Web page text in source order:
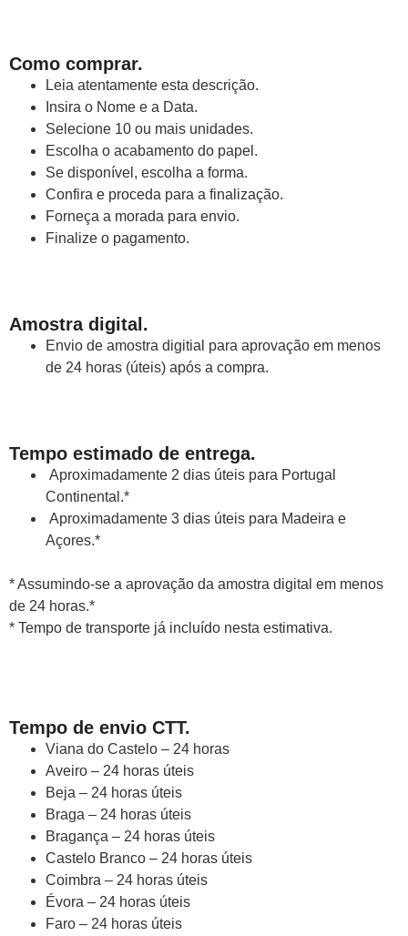
Como comprar.
Leia atentamente esta descrição.
Insira o Nome e a Data.
Selecione 10 ou mais unidades.
Escolha o acabamento do papel.
Se disponível, escolha a forma.
Confira e proceda para a finalização.
Forneça a morada para envio.
Finalize o pagamento.
Amostra digital.
Envio de amostra digitial para aprovação em menos
de 24 horas (úteis) após a compra.
Tempo estimado de entrega.
Aproximadamente 2 dias úteis para Portugal
Continental.*
Aproximadamente 3 dias úteis para Madeira e
Açores.*
* Assumindo-se a aprovação da amostra digital em menos
de 24 horas.*
* Tempo de transporte já incluído nesta estimativa.
Tempo de envio CTT.
Viana do Castelo – 24 horas
Aveiro – 24 horas úteis
Beja – 24 horas úteis
Braga – 24 horas úteis
Bragança – 24 horas úteis
Castelo Branco – 24 horas úteis
Coimbra – 24 horas úteis
Évora – 24 horas úteis
Faro – 24 horas úteis